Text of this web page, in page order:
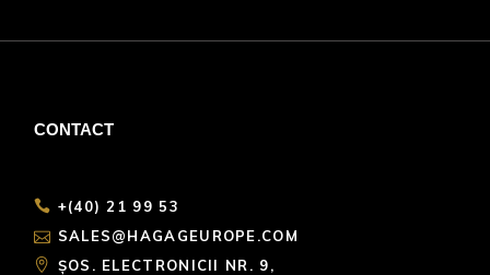
CONTACT
+(40) 21 99 53
SALES@HAGAGEUROPE.COM
ȘOS. ELECTRONICII NR. 9,